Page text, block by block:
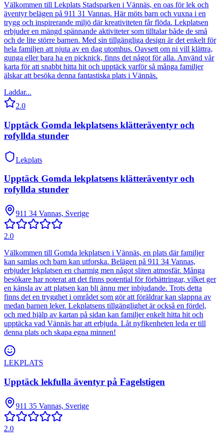
Välkommen till Lekplats Stadsparken i Vännäs, en oas för lek och
äventyr belägen på 911 31 Vannas. Här möts barn och vuxna i en
trygg och inspirerande miljö där kreativiteten får flöda. Lekplatsen
erbjuder en mängd spännande aktiviteter som tilltalar både de små
och de lite större barnen. Med sin tillgängliga design är det enkelt för
hela familjen att njuta av en dag utomhus. Oavsett om ni vill klättra,
gunga eller bara ha en picknick, finns det något för alla. Använd vår
karta för att snabbt hitta hit och upptäck varför så många familjer
älskar att besöka denna fantastiska plats i Vännäs.
Laddar...
2.0
Upptäck Gomda lekplatsens klätteräventyr och
rofyllda stunder
Lekplats
Upptäck Gomda lekplatsens klätteräventyr och
rofyllda stunder
911 34 Vannas, Sverige
2.0
Välkommen till Gomda lekplatsen i Vännäs, en plats där familjer
kan samlas och barn kan utforska. Belägen på 911 34 Vannas,
erbjuder lekplatsen en charmig men något sliten atmosfär. Många
besökare har noterat att det finns potential för förbättringar, vilket ger
en känsla av att platsen kan bli ännu mer inbjudande. Trots detta
finns det en trygghet i området som gör att föräldrar kan slappna av
medan barnen leker. Lekplatsens tillgänglighet är också en fördel,
och med hjälp av kartan på sidan kan familjer enkelt hitta hit och
upptäcka vad Vännäs har att erbjuda. Låt nyfikenheten leda er till
denna plats och skapa egna minnen!
LEKPLATS
Upptäck lekfulla äventyr på Fagelstigen
911 35 Vannas, Sverige
2.0